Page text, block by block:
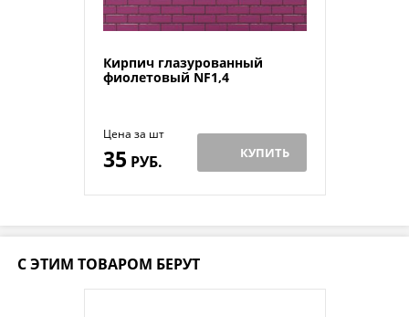
Кирпич глазурованный
фиолетовый NF1,4
Цена за шт
35 РУБ. КУПИТЬ
С ЭТИМ ТОВАРОМ БЕРУТ